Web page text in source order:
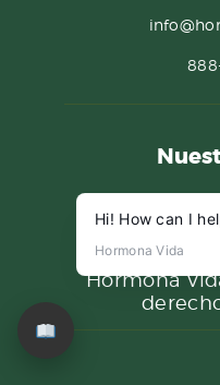
Hormona